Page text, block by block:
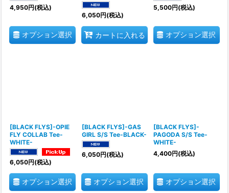
4,950円(税込)
オプション選択
6,050円(税込)
カートに入れる
5,500円(税込)
オプション選択
[BLACK FLYS]-OPIE
FLY COLLAB Tee-
WHITE-
6,050円(税込)
オプション選択
[BLACK FLYS]-GAS
GIRL S/S Tee-BLACK-
6,050円(税込)
オプション選択
[BLACK FLYS]-
PAGODA S/S Tee-
WHITE-
4,400円(税込)
オプション選択